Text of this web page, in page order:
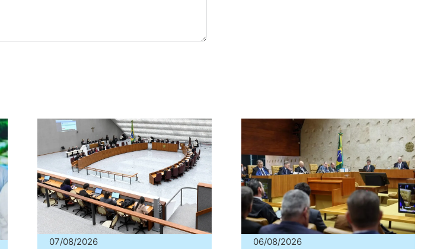
07/08/2026 06/08/2026